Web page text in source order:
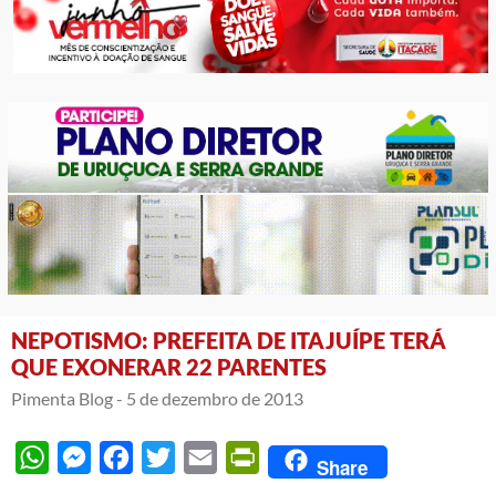
NEPOTISMO: PREFEITA DE ITAJUÍPE TERÁ
QUE EXONERAR 22 PARENTES
Pimenta Blog - 5 de dezembro de 2013
WhatsAppMessengerFacebook
Twitter Email PrintFriendly
Share